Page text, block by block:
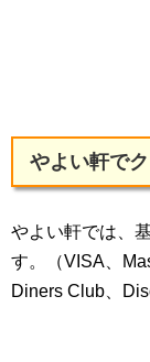
やよい軒で
やよい軒では、
す。（VISA、
Diners Club、